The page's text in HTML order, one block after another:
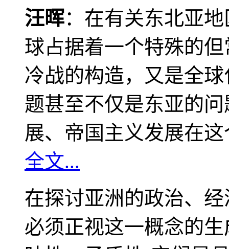
汪晖：在有关东北亚
球占据着一个特殊的
冷战的构造，又是全
题甚至不仅是东亚的
展、帝国主义发展在
全文...
在探讨亚洲的政治、
必须正视这一概念的